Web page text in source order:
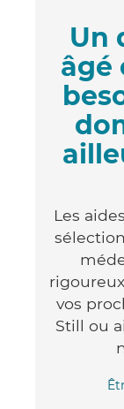
Un
âgé
Les
vos
Still ou